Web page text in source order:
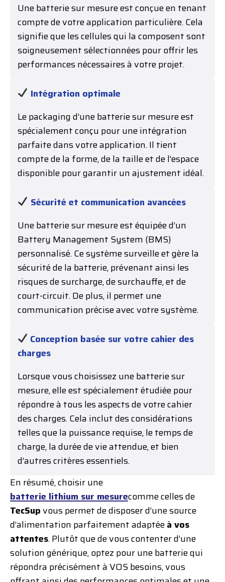
Une batterie sur mesure est conçue en tenant
compte de votre application particulière. Cela
signifie que les cellules qui la composent sont
soigneusement sélectionnées pour offrir les
performances nécessaires à votre projet.
Intégration optimale
Le packaging d’une batterie sur mesure est
spécialement conçu pour une intégration
parfaite dans votre application. Il tient
compte de la forme, de la taille et de l’espace
disponible pour garantir un ajustement idéal.
Sécurité et communication avancées
Une batterie sur mesure est équipée d’un
Battery Management System (BMS)
personnalisé. Ce système surveille et gère la
sécurité de la batterie, prévenant ainsi les
risques de surcharge, de surchauffe, et de
court-circuit. De plus, il permet une
communication précise avec votre système.
Conception basée sur votre cahier des
charges
Lorsque vous choisissez une batterie sur
mesure, elle est spécialement étudiée pour
répondre à tous les aspects de votre cahier
des charges. Cela inclut des considérations
telles que la puissance requise, le temps de
charge, la durée de vie attendue, et bien
d’autres critères essentiels.
En résumé, choisir une
batterie lithium sur mesurecomme celles de
TecSupvous permet de disposer d’une source
d’alimentation parfaitement adaptéeà vos
attentes. Plutôt que de vous contenter d’une
solution générique, optez pour une batterie qui
répondra précisément à VOS besoins, vous